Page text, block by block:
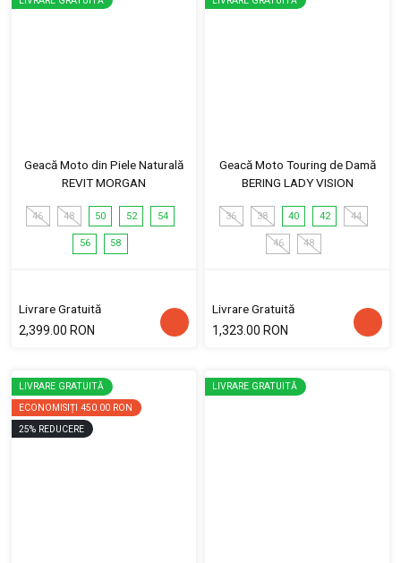
Geacă Moto din Piele Naturală
REVIT MORGAN
46 48 50 52 54
56 58
Livrare Gratuită
2,399.00 RON
Geacă Moto Touring de Damă
BERING LADY VISION
36 38 40 42 44
46 48
Livrare Gratuită
1,323.00 RON
LIVRARE GRATUITĂ
ECONOMISIȚI 450.00 RON
25% REDUCERE
LIVRARE GRATUITĂ